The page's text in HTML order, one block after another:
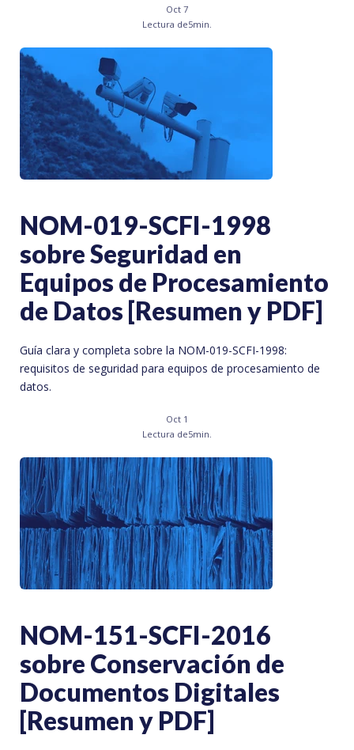
Oct 7
Lectura de5min.
NOM-019-SCFI-1998
sobre Seguridad en
Equipos de Procesamiento
de Datos [Resumen y PDF]
Guía clara y completa sobre la NOM-019-SCFI-1998:
requisitos de seguridad para equipos de procesamiento de
datos.
Oct 1
Lectura de5min.
NOM-151-SCFI-2016
sobre Conservación de
Documentos Digitales
[Resumen y PDF]